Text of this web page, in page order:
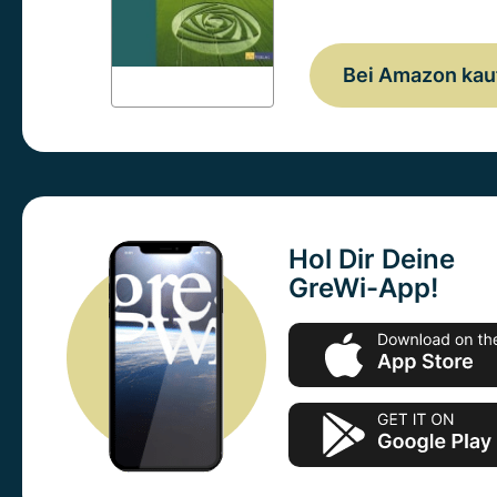
Bei Amazon
Hol Dir Deine
GreWi-App!